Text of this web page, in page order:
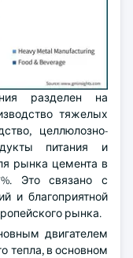
разделен на
тяжелых
целлюлозно-
питания и
рынка цемента в
Это связано с
и благоприятной
рынка.
двигателем
тепла, в основном